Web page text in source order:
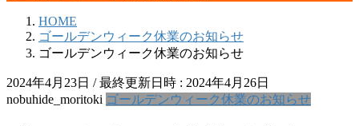
HOME
ゴールデンウィーク休業のお知らせ
ゴールデンウィーク休業のお知らせ
2024年4月23日 / 最終更新日時 : 2024年4月26日
nobuhide_moritoki ゴールデンウィーク休業のお知らせ